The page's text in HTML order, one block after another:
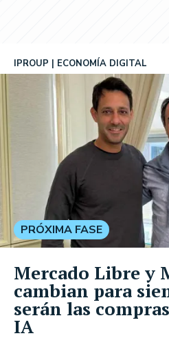
IPROUP ECONOMÍA DIGITAL
PRÓXIMA FASE
Mercado Libre y
cambian para
serán las
IA